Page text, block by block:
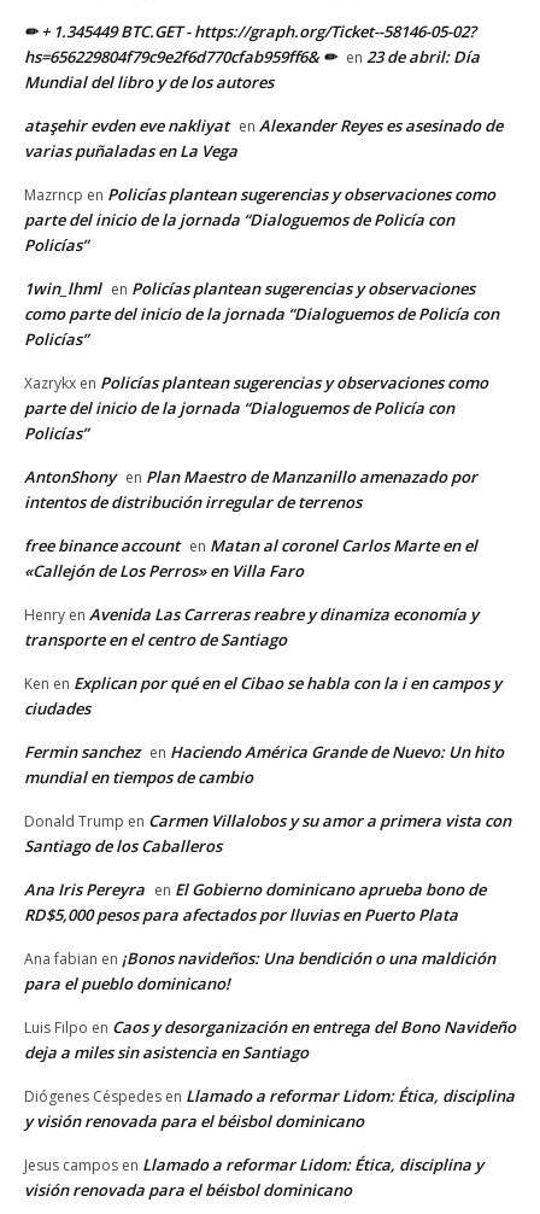
✏ + 1.345449 BTC.GET - https://graph.org/Ticket--58146-05-02?
hs=656229804f79c9e2f6d770cfab959ff6& ✏ en 23 de abril: Día
Mundial del libro y de los autores
ataşehir evden eve nakliyat en Alexander Reyes es asesinado de
varias puñaladas en La Vega
Mazrncp en Policías plantean sugerencias y observaciones como
parte del inicio de la jornada “Dialoguemos de Policía con
Policías”
1win_lhml en Policías plantean sugerencias y observaciones
como parte del inicio de la jornada “Dialoguemos de Policía con
Policías”
Xazrykx en Policías plantean sugerencias y observaciones como
parte del inicio de la jornada “Dialoguemos de Policía con
Policías”
AntonShony en Plan Maestro de Manzanillo amenazado por
intentos de distribución irregular de terrenos
free binance account en Matan al coronel Carlos Marte en el
«Callejón de Los Perros» en Villa Faro
Henry en Avenida Las Carreras reabre y dinamiza economía y
transporte en el centro de Santiago
Ken en Explican por qué en el Cibao se habla con la i en campos y
ciudades
Fermin sanchez en Haciendo América Grande de Nuevo: Un hito
mundial en tiempos de cambio
Donald Trump en Carmen Villalobos y su amor a primera vista con
Santiago de los Caballeros
Ana Iris Pereyra en El Gobierno dominicano aprueba bono de
RD$5,000 pesos para afectados por lluvias en Puerto Plata
Ana fabian en ¡Bonos navideños: Una bendición o una maldición
para el pueblo dominicano!
Luis Filpo en Caos y desorganización en entrega del Bono Navideño
deja a miles sin asistencia en Santiago
Diógenes Céspedes en Llamado a reformar Lidom: Ética, disciplina
y visión renovada para el béisbol dominicano
Jesus campos en Llamado a reformar Lidom: Ética, disciplina y
visión renovada para el béisbol dominicano